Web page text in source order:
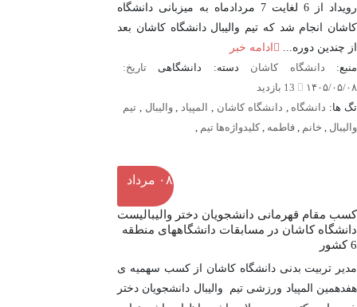
رویداد از 6 لغایت 7 مردادماه به میزبانی دانشگاه
کاشان انجام شد که تیم والیبال دانشگاه کاشان بعد
از چندین دوره...
ادامه خبر
منبع: دانشگاه کاشان دسته: دانشگاهی تاریخ:
۱۴۰۵/۰۵/۰۸
تگ ها: دانشگاه , دانشگاه کاشان , المپیاد,والیبال , تیم
والیبال , خانم , فاطمه ,کلیدواژه‌ها تیم ,
۰۸ مرداد
کسب مقام قهرمانی دانشجویان دختر والیبالیست
دانشگاه کاشان در مسابقات دانشگاههای منطقه
6 کشور
مدیر تربیت بدنی دانشگاه کاشان از کسب سهمیه ی
هفدهمین المپیاد ورزشی تیم والیبال دانشجویان دختر